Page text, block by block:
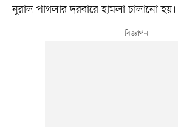
নুরাল পাগলার দরবারে হামলা চালানো হয়।